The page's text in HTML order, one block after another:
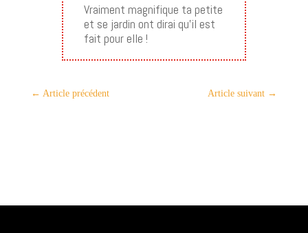
Vraiment magnifique ta petite
et se jardin ont dirai qu’il est
fait pour elle !
← Article précédent Article suivant →